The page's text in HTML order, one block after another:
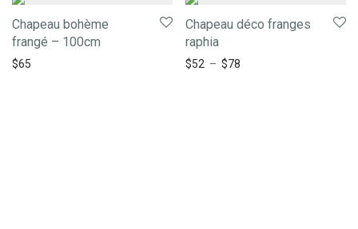
Chapeau bohème
frangé – 100cm
$65
Chapeau déco franges
raphia
$52 – $78